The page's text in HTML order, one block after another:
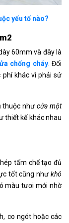
yếu tố nào?
60mm và đây là
chống cháy. Đối
khác vì phải sử
thuộc nhưcửa một
thiết kế khác nhau
tấm chế tạo đủ
tốt cũng như khó
màu tươi mới nhờ
co ngót hoặc các